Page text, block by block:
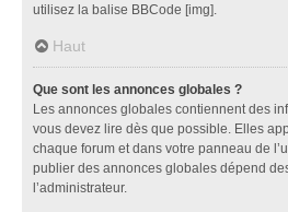
utilisez la balise BBCode [img].
Haut
Que sont les annonces globales ?
Les annonces globales contiennent des
vous devez lire dès que possible. Elles
chaque forum et dans votre panneau de
publier des annonces globales dépend
l’administrateur.